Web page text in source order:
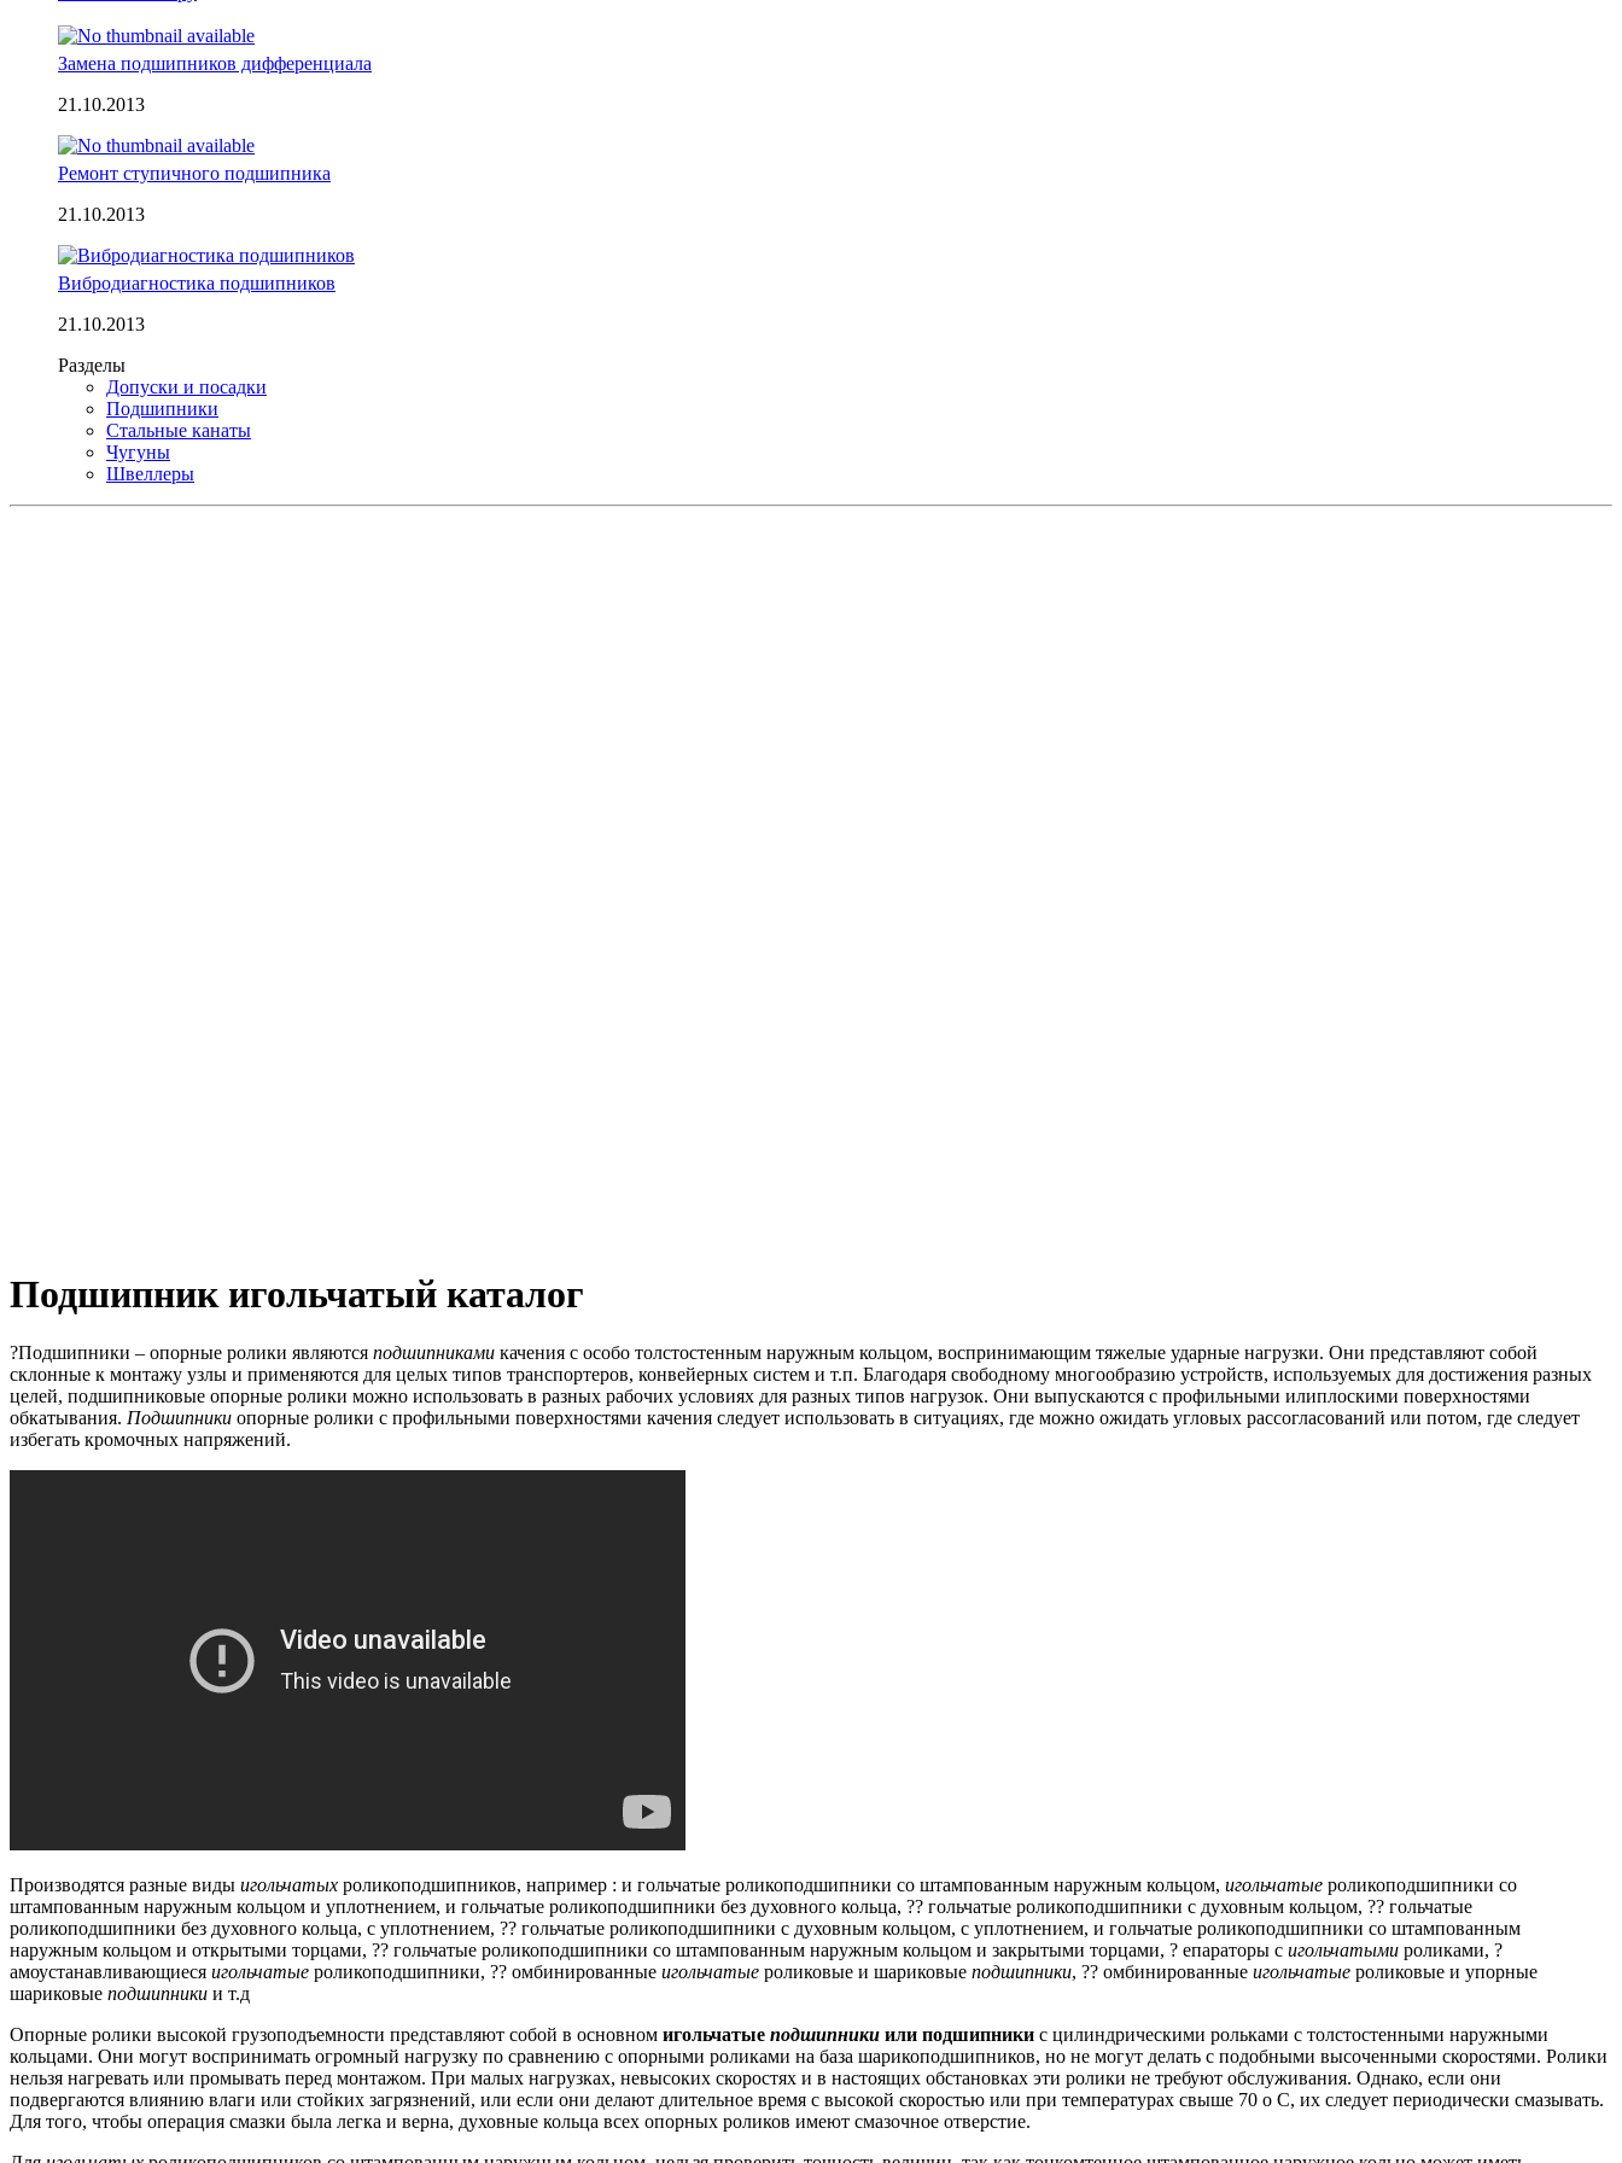
Замена подшипников дифференциала
21.10.2013
Ремонт ступичного подшипника
21.10.2013
Вибродиагностика подшипников
21.10.2013
Разделы
Допуски и посадки
Подшипники
Стальные канаты
Чугуны
Швеллеры
Подшипник игольчатый каталог
?Подшипники – опорные ролики являются подшипниками качения с особо толстостенным наружным кольцом, воспринимающим тяжелые ударные нагрузки. Они представляют собой
склонные к монтажу узлы и применяются для целых типов транспортеров, конвейерных систем и т.п. Благодаря свободному многообразию устройств, используемых для достижения разных
целей, подшипниковые опорные ролики можно использовать в разных рабочих условиях для разных типов нагрузок. Они выпускаются с профильными илиплоскими поверхностями
обкатывания. Подшипники опорные ролики с профильными поверхностями качения следует использовать в ситуациях, где можно ожидать угловых рассогласований или потом, где следует
избегать кромочных напряжений.
Производятся разные виды игольчатых роликоподшипников, например : и гольчатые роликоподшипники со штампованным наружным кольцом, игольчатые роликоподшипники со
штампованным наружным кольцом и уплотнением, и гольчатые роликоподшипники без духовного кольца, ?? гольчатые роликоподшипники с духовным кольцом, ?? гольчатые
роликоподшипники без духовного кольца, с уплотнением, ?? гольчатые роликоподшипники с духовным кольцом, с уплотнением, и гольчатые роликоподшипники со штампованным
наружным кольцом и открытыми торцами, ?? гольчатые роликоподшипники со штампованным наружным кольцом и закрытыми торцами, ? епараторы с игольчатыми роликами, ?
амоустанавливающиеся игольчатые роликоподшипники, ?? омбинированные игольчатые роликовые и шариковые подшипники, ?? омбинированные игольчатые роликовые и упорные
шариковые подшипники и т.д
Опорные ролики высокой грузоподъемности представляют собой в основном игольчатые подшипники или подшипники с цилиндрическими рольками с толстостенными наружными
кольцами. Они могут воспринимать огромный нагрузку по сравнению с опорными роликами на база шарикоподшипников, но не могут делать с подобными высоченными скоростями. Ролики
нельзя нагревать или промывать перед монтажом. При малых нагрузках, невысоких скоростях и в настоящих обстановках эти ролики не требуют обслуживания. Однако, если они
подвергаются влиянию влаги или стойких загрязнений, или если они делают длительное время с высокой скоростью или при температурах свыше 70 о С, их следует периодически смазывать.
Для того, чтобы операция смазки была легка и верна, духовные кольца всех опорных роликов имеют смазочное отверстие.